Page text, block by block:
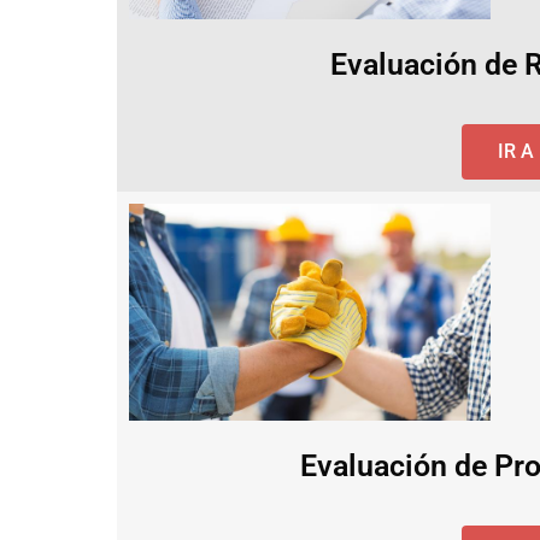
Evaluación de
IR A
Evaluación de